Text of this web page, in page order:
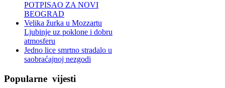
POTPISAO ZA NOVI
BEOGRAD
Velika žurka u Mozzartu
Ljubinje uz poklone i dobru
atmosferu
Jedno lice smrtno stradalo u
saobraćajnoj nezgodi
Popularne vijesti